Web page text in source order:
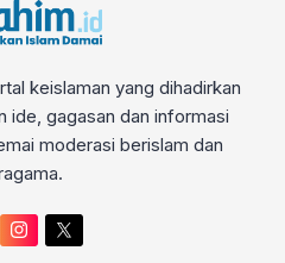
keislaman yang dihadirkan
ide, gagasan dan informasi
moderasi berislam dan